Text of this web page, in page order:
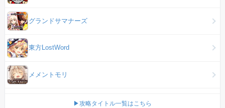
グランドサマナーズ
東方LostWord
メメントモリ
▶攻略タイトル一覧はこちら